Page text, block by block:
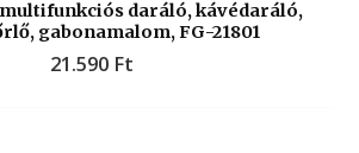
daráló, kávédaráló,
gabonamalom, FG-21801
21.590 Ft